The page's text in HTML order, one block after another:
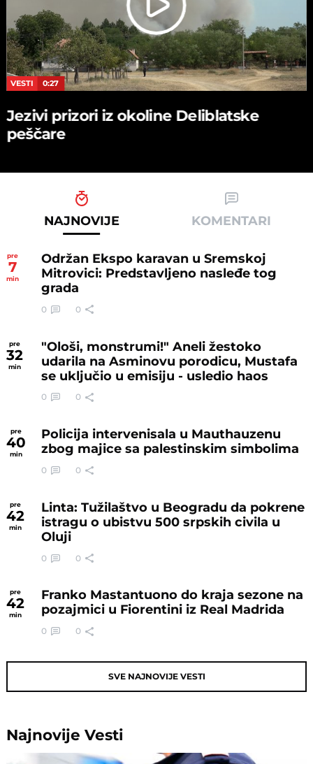
VESTI 0:27
Jezivi prizori iz okoline Deliblatske
peščare
NAJNOVIJE KOMENTARI
pre
7
min
Održan Ekspo karavan u Sremskoj
Mitrovici: Predstavljeno nasleđe tog
grada
0 0
pre
32
min
"Ološi, monstrumi!" Aneli žestoko
udarila na Asminovu porodicu, Mustafa
se uključio u emisiju - usledio haos
0 0
pre
40
min
Policija intervenisala u Mauthauzenu
zbog majice sa palestinskim simbolima
0 0
pre
42
min
Linta: Tužilaštvo u Beogradu da pokrene
istragu o ubistvu 500 srpskih civila u
Oluji
0 0
pre
42
min
Franko Mastantuono do kraja sezone na
pozajmici u Fiorentini iz Real Madrida
0 0
SVE NAJNOVIJE VESTI
NajnovijeVesti